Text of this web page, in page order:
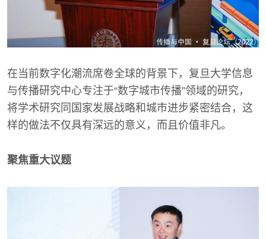
在当前数字化潮流席卷全球的背景下，复旦大学信息
与传播研究中心专注于“数字城市传播”领域的研究，
将学术研究同国家发展战略和城市进步紧密结合，这
样的做法不仅具有深远的意义，而且价值非凡。
聚焦重大议题